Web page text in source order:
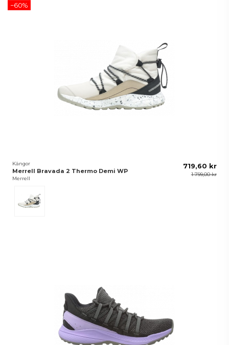
−60%
Kängor
Merrell Bravada 2 Thermo Demi WP
Merrell
719,60 kr
1 799,00 kr